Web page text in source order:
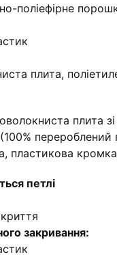
поліефірне
плита,
плита
перероблений
пластикова
петлі
закривання: